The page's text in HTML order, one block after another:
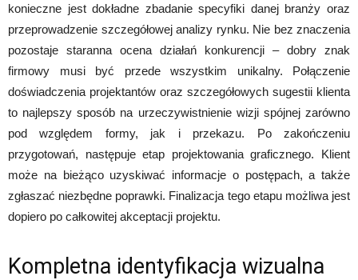
konieczne jest dokładne zbadanie specyfiki danej branży oraz
przeprowadzenie szczegółowej analizy rynku. Nie bez znaczenia
pozostaje staranna ocena działań konkurencji – dobry znak
firmowy musi być przede wszystkim unikalny. Połączenie
doświadczenia projektantów oraz szczegółowych sugestii klienta
to najlepszy sposób na urzeczywistnienie wizji spójnej zarówno
pod względem formy, jak i przekazu. Po zakończeniu
przygotowań, następuje etap projektowania graficznego. Klient
może na bieżąco uzyskiwać informacje o postępach, a także
zgłaszać niezbędne poprawki. Finalizacja tego etapu możliwa jest
dopiero po całkowitej akceptacji projektu.
Kompletna identyfikacja wizualna